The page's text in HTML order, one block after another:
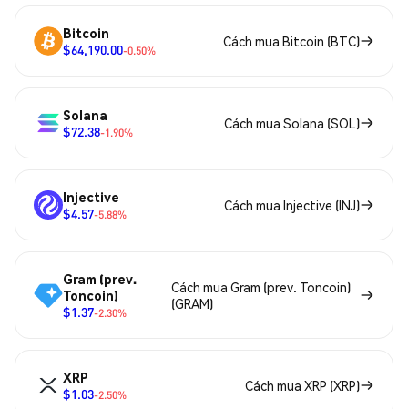
Bitcoin
$64,190.00-0.50%
Cách mua Bitcoin (BTC)
Solana
$72.38-1.90%
Cách mua Solana (SOL)
Injective
$4.57-5.88%
Cách mua Injective (INJ)
Gram (prev.
Toncoin)
$1.37-2.30%
Cách mua Gram (prev. Toncoin)
(GRAM)
XRP
$1.03-2.50%
Cách mua XRP (XRP)